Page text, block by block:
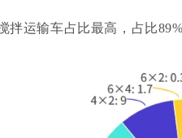
拌运输车占比最高，占比